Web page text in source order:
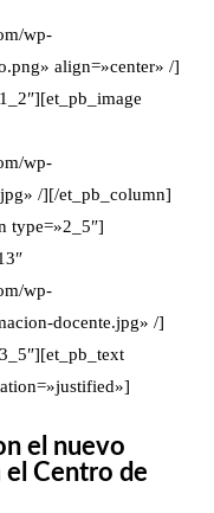
wp-
align=»center» /]
wp-
/][/et_pb_column]
type=»2_5″]
wp-
docente.jpg» /]
el nuevo
Centro de